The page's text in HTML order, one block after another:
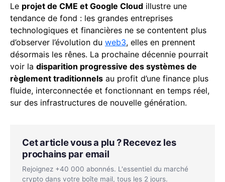
Le projet de CME et Google Cloud illustre une
tendance de fond : les grandes entreprises
technologiques et financières ne se contentent plus
d’observer l’évolution du web3, elles en prennent
désormais les rênes. La prochaine décennie pourrait
voir la disparition progressive des systèmes de
règlement traditionnels au profit d’une finance plus
fluide, interconnectée et fonctionnant en temps réel,
sur des infrastructures de nouvelle génération.
Cet article vous a plu ? Recevez les
prochains par email
Rejoignez +40 000 abonnés. L'essentiel du marché
crypto dans votre boîte mail, tous les 2 jours.